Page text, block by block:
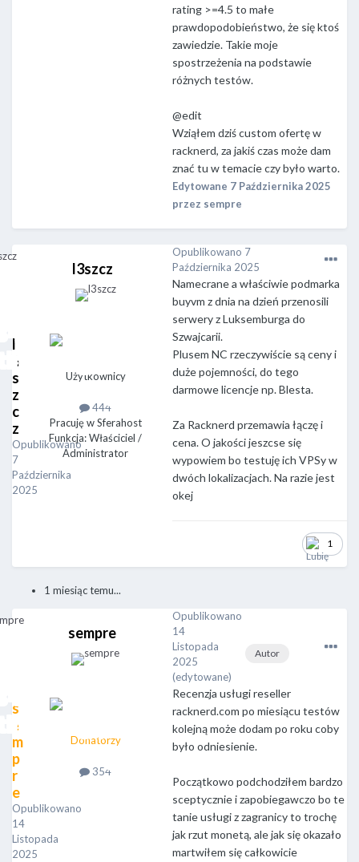
rating >=4.5 to małe
prawdopodobieństwo, że się ktoś
zawiedzie. Takie moje
spostrzeżenia na podstawie
różnych testów.
@edit
Wziąłem dziś custom ofertę w
racknerd, za jakiś czas może dam
znać tu w temacie czy było warto.
Edytowane 7 Października 2025
przez sempre
l
3
s
z
c
z
Opublikowano
7
Października
2025
l3szcz
Użytkownicy
444
Pracuję w Sferahost
Funkcja: Właściciel /
Administrator
Opublikowano 7
Października 2025
Namecrane a właściwie podmarka
buyvm z dnia na dzień przenosili
serwery z Luksemburga do
Szwajcarii.
Plusem NC rzeczywiście są ceny i
duże pojemności, do tego
darmowe licencje np. Blesta.
Za Racknerd przemawia łączę i
cena. O jakości jeszcse się
wypowiem bo testuję ich VPSy w
dwóch lokalizacjach. Na razie jest
okej
1
1 miesiąc temu...
s
e
m
p
r
e
Opublikowano
14
Listopada
2025
sempre
Donatorzy
354
Autor
Opublikowano
14
Listopada
2025
(edytowane)
Recenzja usługi reseller
racknerd.com po miesiącu testów
kolejną może dodam po roku coby
było odniesienie.
Początkowo podchodziłem bardzo
sceptycznie i zapobiegawczo bo te
tanie usługi z zagranicy to trochę
jak rzut monetą, ale jak się okazało
martwiłem się całkowicie